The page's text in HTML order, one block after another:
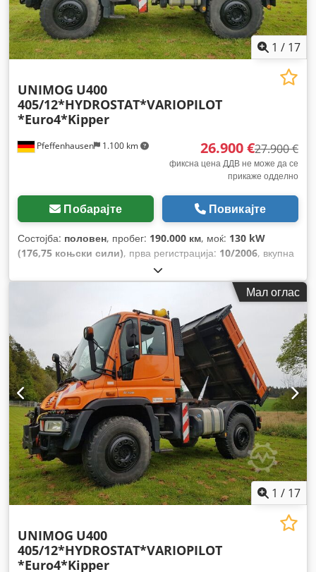
1 / 17
Pfeffenhausen 1.100 km
UNIMOG U400
405/12*HYDROSTAT*VARIOPILOT
*Euro4*Kipper
26.900 €27.900 €
фиксна цена ДДВ не може да се
прикаже одделно
Побарајте Повикајте
Состојба: половен, пробег: 190.000 км, моќ: 130 kW
(176,75 коњски сили), прва регистрација: 10/2006, вкупна
, тип на гориво:
портокалова, тип на пренос:автоматски, емисиона
ABS, електронска програма за
стабилност (ESP), заден лифт, клима уред, компресор,
погон на сите тркала, филтер за сажење,
Мал оглас
1 / 17
UNIMOG U400
405/12*HYDROSTAT*VARIOPILOT
*Euro4*Kipper